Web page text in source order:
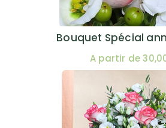
Bouquet Spécial
A partir de